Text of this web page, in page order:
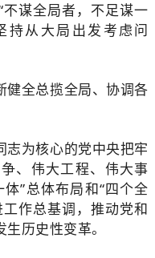
谋全局者，不足谋一
持从大局出发考虑问
全总揽全局、协调各
为核心的党中央把牢
、伟大工程、伟大事
”总体布局和“四个全
作总基调，推动党和
历史性变革。